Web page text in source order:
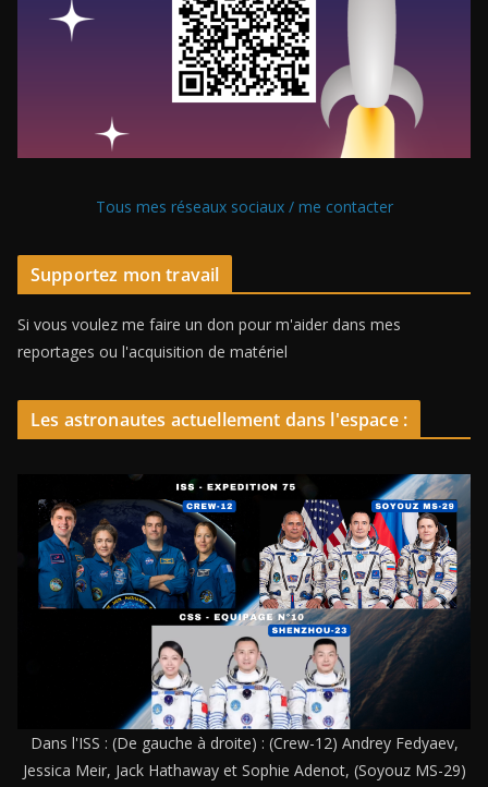
Tous mes réseaux sociaux / me contacter
Supportez mon travail
Si vous voulez me faire un don pour m'aider dans mes
reportages ou l'acquisition de matériel
Les astronautes actuellement dans l'espace :
Dans l'ISS : (De gauche à droite) : (Crew-12) Andrey Fedyaev,
Jessica Meir, Jack Hathaway et Sophie Adenot, (Soyouz MS-29)